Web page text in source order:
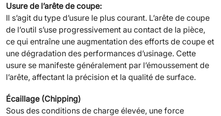
Usure de l’arête de coupe:
Il s’agit du type d’usure le plus courant. L’arête de coupe
de l’outil s’use progressivement au contact de la pièce,
ce qui entraîne une augmentation des efforts de coupe et
une dégradation des performances d’usinage. Cette
usure se manifeste généralement par l’émoussement de
l’arête, affectant la précision et la qualité de surface.
Écaillage (Chipping)
Sous des conditions de charge élevée, une force